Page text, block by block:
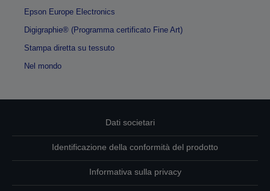
Epson Europe Electronics
Digigraphie® (Programma certificato Fine Art)
Stampa diretta su tessuto
Nel mondo
Dati societari
Identificazione della conformità del prodotto
Informativa sulla privacy